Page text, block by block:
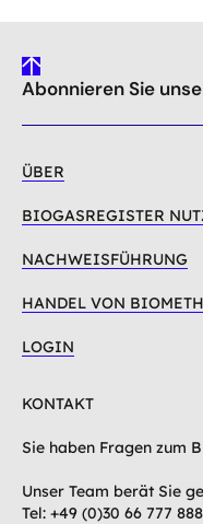
gehe
nach
Abonnieren Sie
ÜBER
BIOGASREGISTER
NACHWEISFÜHRUNG
HANDEL VON
LOGIN
KONTAKT
Sie haben Fragen zum
Unser Team berät Sie
Tel: +49 (0)30 66 777 888